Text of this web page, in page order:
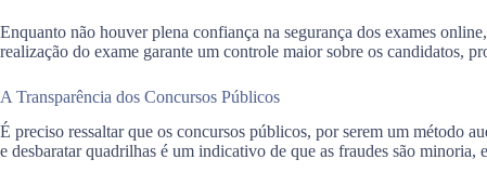
Enquanto não houver plena confiança na segurança dos exames
realização do exame garante um controle maior sobre os candidatos,
A Transparência dos Concursos Públicos
É preciso ressaltar que os concursos públicos, por serem um método
e desbaratar quadrilhas é um indicativo de que as fraudes são